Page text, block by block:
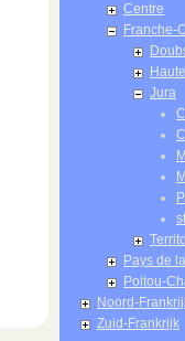
Centre
Franche-
Jura
Pays de
Poitou-
Noord-
Zuid-Frankrijk